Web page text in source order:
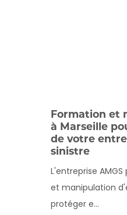
Formation et
à Marseille
de votre
sinistre
L'entreprise
et manipulation
protéger e...